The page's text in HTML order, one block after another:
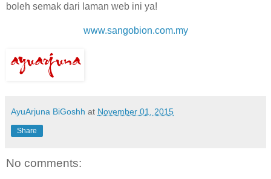
boleh semak dari laman web ini ya!
www.sangobion.com.my
AyuArjuna BiGoshh at November 01, 2015
Share
No comments: